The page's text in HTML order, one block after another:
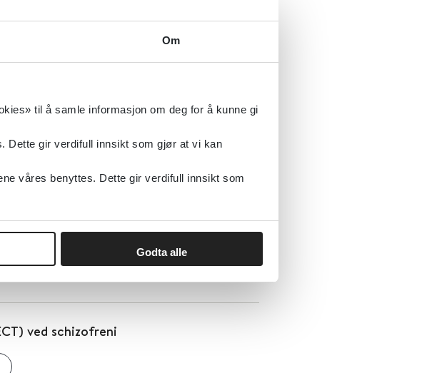
Om
til å samle informasjon om deg for å kunne gi
Dette gir verdifull innsikt som gjør at vi kan
våres benyttes. Dette gir verdifull innsikt som
Godta alle
sammenliknet med ikke-
ved schizofreni